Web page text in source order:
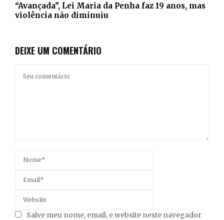
“Avançada”, Lei Maria da Penha faz 19 anos, mas
violência não diminuiu
DEIXE UM COMENTÁRIO
Salve meu nome, email, e website neste navegador